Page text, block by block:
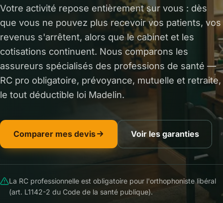
Votre activité repose entièrement sur vous : dès
que vous ne pouvez plus recevoir vos patients, vos
revenus s'arrêtent, alors que le cabinet et les
cotisations continuent. Nous comparons les
assureurs spécialisés des professions de santé —
RC pro obligatoire, prévoyance, mutuelle et retraite,
le tout déductible loi Madelin.
Comparer mes devis Voir les garanties
La RC professionnelle est obligatoire pour l'orthophoniste libéral
(art. L1142-2 du Code de la santé publique).